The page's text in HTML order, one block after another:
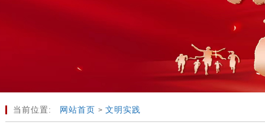
当前位置: 网站首页 > 文明实践